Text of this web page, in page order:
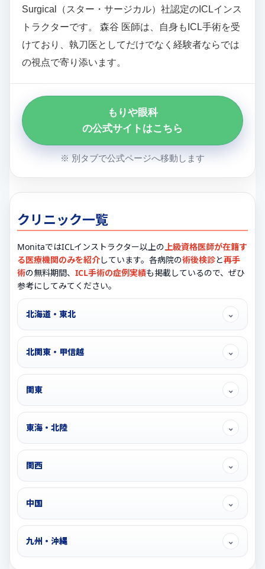
Surgical（スター・サージカル）社認定のICLインス
トラクターです。 森谷 医師は、自身もICL手術を受
けており、執刀医としてだけでなく経験者ならでは
の視点で寄り添います。
もりや眼科
の公式サイトはこちら
※ 別タブで公式ページへ移動します
クリニック一覧
MonitaではICLインストラクター以上の 上級資格医師が在籍す
る医療機関のみを紹介しています。各病院の術後検診と再手
術の無料期間、 ICL手術の症例実績も掲載しているので、ぜひ
参考にしてみてください。
北海道・東北 ⌄
北関東・甲信越 ⌄
関東 ⌄
東海・北陸 ⌄
関西 ⌄
中国 ⌄
九州・沖縄 ⌄